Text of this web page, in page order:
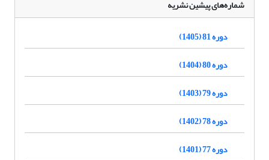
شماره‌های پیشین نشریه
دوره 81 (1405)
دوره 80 (1404)
دوره 79 (1403)
دوره 78 (1402)
دوره 77 (1401)